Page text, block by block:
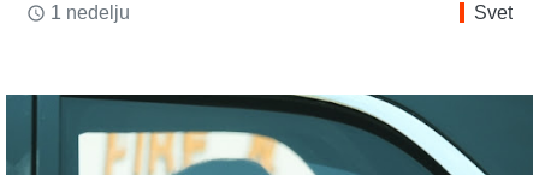
access_time 1 nedelju Svet